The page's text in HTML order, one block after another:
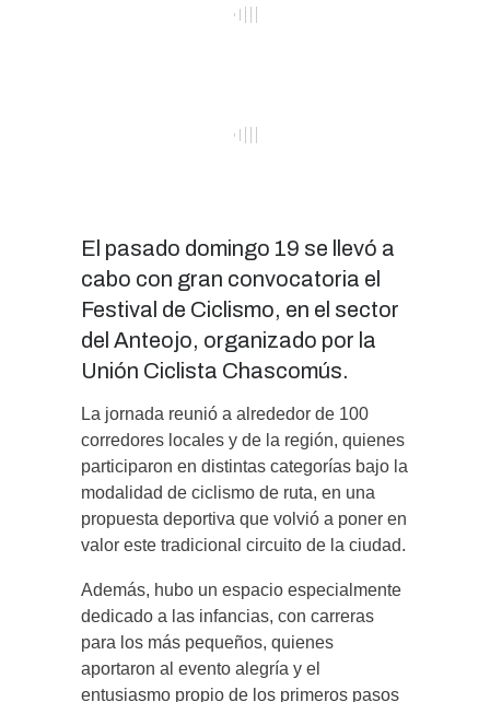
El pasado domingo 19 se llevó a
cabo con gran convocatoria el
Festival de Ciclismo, en el sector
del Anteojo, organizado por la
Unión Ciclista Chascomús.
La jornada reunió a alrededor de 100
corredores locales y de la región, quienes
participaron en distintas categorías bajo la
modalidad de ciclismo de ruta, en una
propuesta deportiva que volvió a poner en
valor este tradicional circuito de la ciudad.
Además, hubo un espacio especialmente
dedicado a las infancias, con carreras
para los más pequeños, quienes
aportaron al evento alegría y el
entusiasmo propio de los primeros pasos